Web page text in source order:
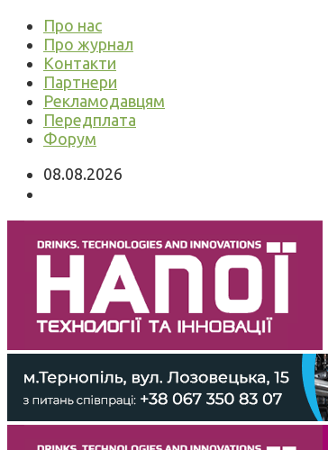
Про нас
Про журнал
Контакти
Партнери
Рекламодавцям
Передплата
Форум
08.08.2026